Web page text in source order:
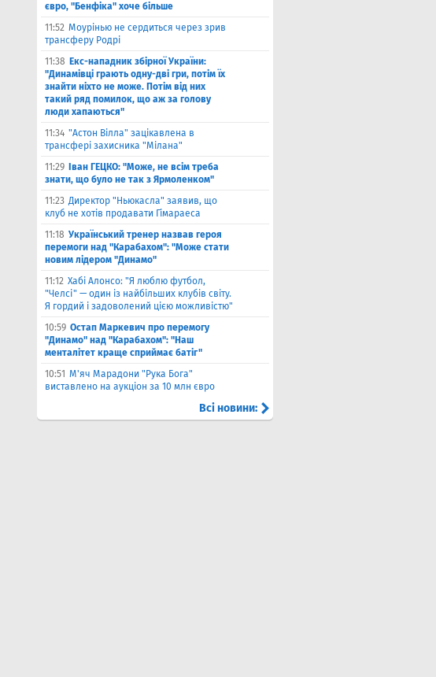
євро, "Бенфіка" хоче більше
11:52 Моурінью не сердиться через зрив
трансферу Родрі
11:38 Екс-нападник збірної України:
"Динамівці грають одну-дві гри, потім їх
знайти ніхто не може. Потім від них
такий ряд помилок, що аж за голову
люди хапаються"
11:34 "Астон Вілла" зацікавлена в
трансфері захисника "Мілана"
11:29
Іван ГЕЦКО: "Може, не всім треба
знати, що було не так з Ярмоленком"
11:23 Директор "Ньюкасла" заявив, що
клуб не хотів продавати Гімараеса
11:18 Український тренер назвав героя
перемоги над "Карабахом": "Може стати
новим лідером "Динамо"
11:12 Хабі Алонсо: "Я люблю футбол,
"Челсі" — один із найбільших клубів світу.
Я гордий і задоволений цією можливістю"
10:59 Остап Маркевич про перемогу
"Динамо" над "Карабахом": "Наш
менталітет краще сприймає батіг"
10:51 М'яч Марадони "Рука Бога"
виставлено на аукціон за 10 млн євро
Всі новини: